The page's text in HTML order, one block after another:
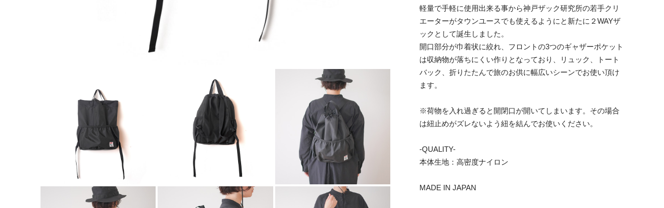
軽量で手軽に使用出来る事から神戸ザック研究所の若手クリ
エーターがタウンユースでも使えるようにと新たに２WAYザ
ックとして誕生しました。
開口部分が巾着状に絞れ、フロントの3つのギャザーポケット
は収納物が落ちにくい作りとなっており、リュック、トート
バック、折りたたんで旅のお供に幅広いシーンでお使い頂け
ます。
※荷物を入れ過ぎると開閉口が開いてしまいます。その場合
は紐止めがズレないよう紐を結んでお使いください。
-QUALITY-
本体生地：高密度ナイロン
MADE IN JAPAN